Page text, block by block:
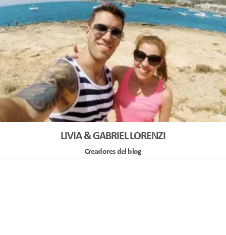
LIVIA & GABRIEL LORENZI
Creadores del blog